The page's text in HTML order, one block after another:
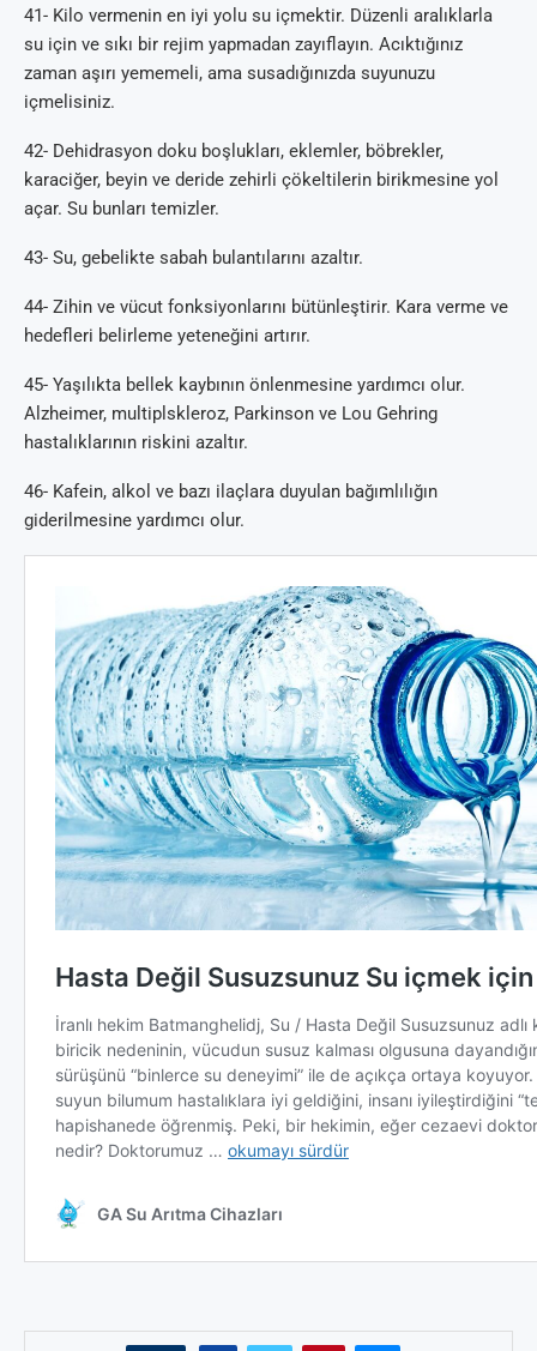
41- Kilo vermenin en iyi yolu su içmektir. Düzenli aralıklarla
su için ve sıkı bir rejim yapmadan zayıflayın. Acıktığınız
zaman aşırı yememeli, ama susadığınızda suyunuzu
içmelisiniz.
42- Dehidrasyon doku boşlukları, eklemler, böbrekler,
karaciğer, beyin ve deride zehirli çökeltilerin birikmesine yol
açar. Su bunları temizler.
43- Su, gebelikte sabah bulantılarını azaltır.
44- Zihin ve vücut fonksiyonlarını bütünleştirir. Kara verme ve
hedefleri belirleme yeteneğini artırır.
45- Yaşılıkta bellek kaybının önlenmesine yardımcı olur.
Alzheimer, multiplskleroz, Parkinson ve Lou Gehring
hastalıklarının riskini azaltır.
46- Kafein, alkol ve bazı ilaçlara duyulan bağımlılığın
giderilmesine yardımcı olur.